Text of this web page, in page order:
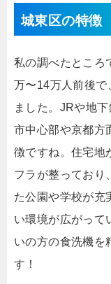
城東区の特徴
私の調べたところ
万〜14万人前後で
ました。JRや地
市中心部や京都方
徴ですね。住宅地
フラが整っており
た公園や学校が充
い環境が広がって
いの方の食洗機を
す！